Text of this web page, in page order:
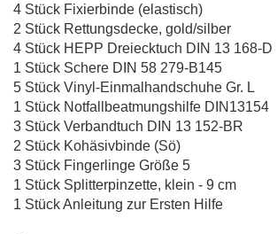
4 Stück Fixierbinde (elastisch)
2 Stück Rettungsdecke, gold/silber
4 Stück HEPP Dreiecktuch DIN 13 168-D
1 Stück Schere DIN 58 279-B145
5 Stück Vinyl-Einmalhandschuhe Gr. L
1 Stück Notfallbeatmungshilfe DIN13154
3 Stück Verbandtuch DIN 13 152-BR
2 Stück Kohäsivbinde (Sö)
3 Stück Fingerlinge Größe 5
1 Stück Splitterpinzette, klein - 9 cm
1 Stück Anleitung zur Ersten Hilfe